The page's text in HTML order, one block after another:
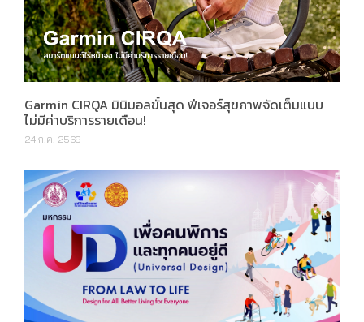
Garmin CIRQA มินิมอลขั้นสุด ฟีเจอร์สุขภาพจัดเต็มแบบ
ไม่มีค่าบริการรายเดือน!
24 ก.ค. 2569